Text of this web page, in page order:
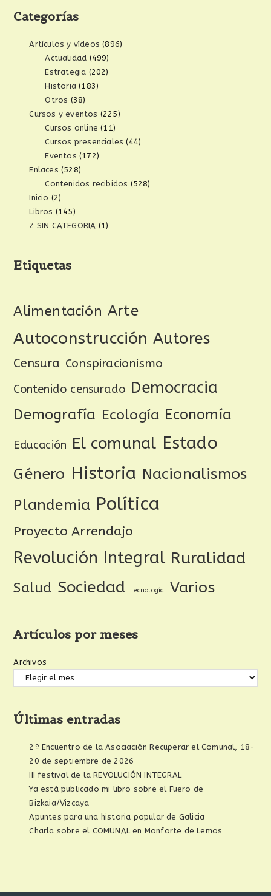
Categorías
Artículos y vídeos (896)
Actualidad (499)
Estrategia (202)
Historia (183)
Otros (38)
Cursos y eventos (225)
Cursos online (11)
Cursos presenciales (44)
Eventos (172)
Enlaces (528)
Contenidos recibidos (528)
Inicio (2)
Libros (145)
Z SIN CATEGORIA (1)
Etiquetas
Alimentación Arte
Autoconstrucción Autores
Censura Conspiracionismo
Contenido censurado Democracia
Demografía Ecología Economía
Educación El comunal Estado
Género Historia Nacionalismos
Plandemia Política
Proyecto Arrendajo
Revolución Integral Ruralidad
Salud Sociedad Tecnología Varios
Artículos por meses
Archivos
Últimas entradas
2º Encuentro de la Asociación Recuperar el Comunal, 18-
20 de septiembre de 2026
III festival de la REVOLUCIÓN INTEGRAL
Ya está publicado mi libro sobre el Fuero de
Bizkaia/Vizcaya
Apuntes para una historia popular de Galicia
Charla sobre el COMUNAL en Monforte de Lemos